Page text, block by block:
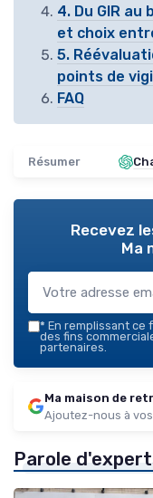
4. Du GIR
et choix
5.
points de
FAQ
Résumer
Recevez
Ma
* En remplissant ce
des fins
partenaires.
Ma maison de
Ajoutez-nous à
Parole